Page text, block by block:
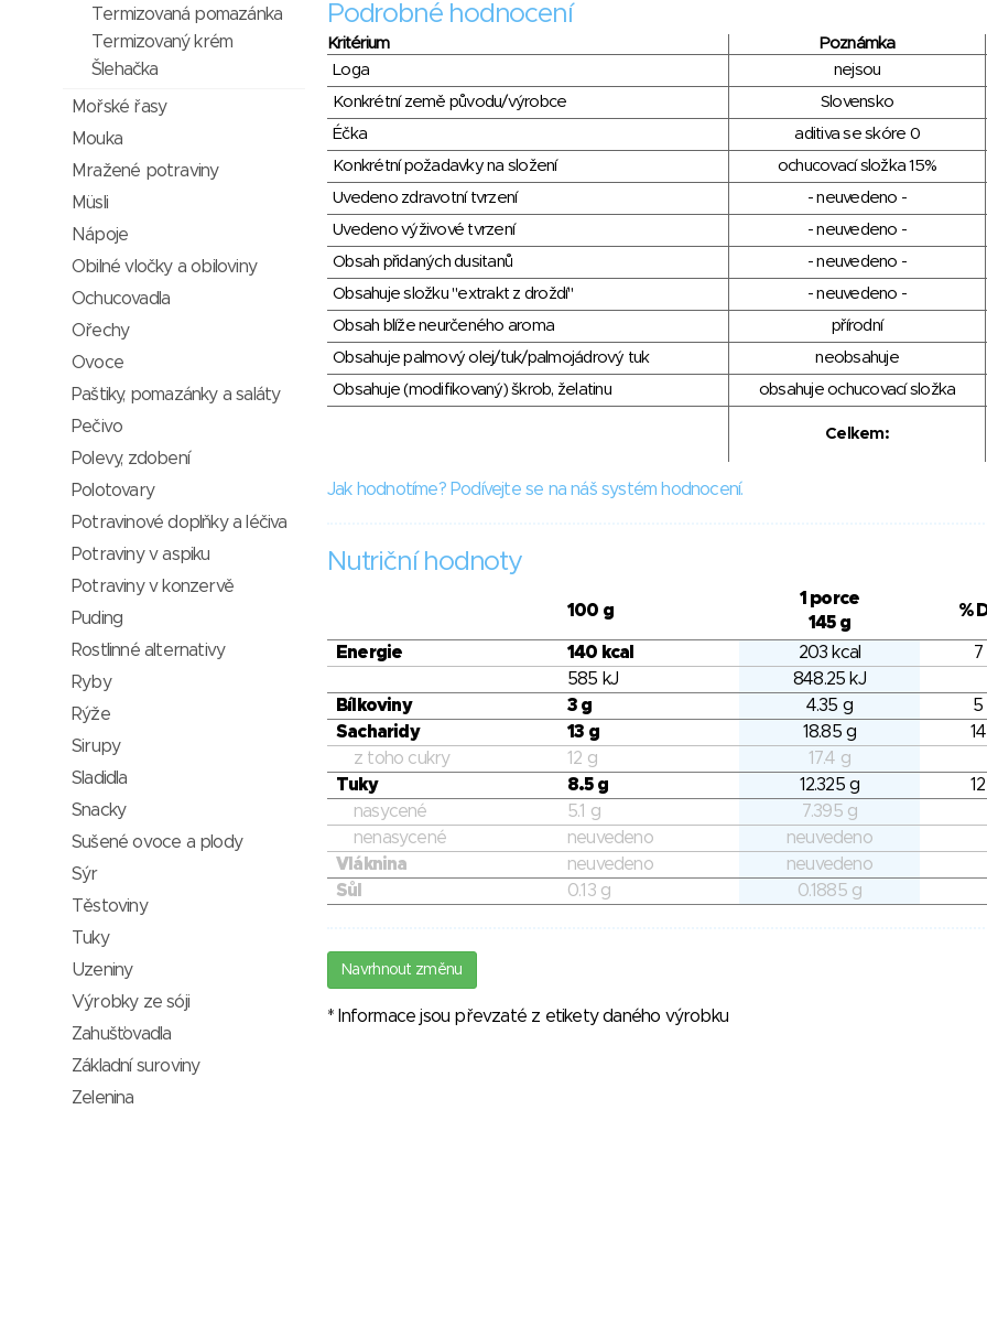
Podrobné hodnocení
Kritérium Poznámka
Loga
nejsou
Konkrétní země původu/výrobce
Slovensko
Éčka
aditiva se skóre 0
Konkrétní požadavky na složení
ochucovací složka 15%
Uvedeno zdravotní tvrzení
- neuvedeno -
Uvedeno výživové tvrzení
- neuvedeno -
Obsah přidaných dusitanů
- neuvedeno -
Obsahuje složku "extrakt z droždí"
- neuvedeno -
Obsah blíže neurčeného aroma
přírodní
Obsahuje palmový olej/tuk/palmojádrový tuk
neobsahuje
Obsahuje (modifikovaný) škrob, želatinu
obsahuje ochucovací složka
Celkem:
Jak hodnotíme? Podívejte se na náš systém hodnocení.
Nutriční hodnoty
100 g
1 porce
145 g
%
Energie 140 kcal 203 kcal
7
585 kJ
848.25 kJ
Bílkoviny
3 g 4.35 g
5
Sacharidy
13 g 18.85 g
z toho cukry
12 g
17.4 g
Tuky
8.5 g 12.325 g
nasycené
5.1 g
7.395 g
nenasycené
neuvedeno
neuvedeno
Vláknina
neuvedeno
neuvedeno
Sůl
0.13 g 0.1885 g
Navrhnout změnu
* Informace jsou převzaté z etikety daného výrobku
Termizovaná pomazánka
Termizovaný krém
Šlehačka
Mořské řasy
Mouka
Mražené potraviny
Müsli
Nápoje
Obilné vločky a obiloviny
Ochucovadla
Ořechy
Ovoce
Paštiky, pomazánky a saláty
Pečivo
Polevy, zdobení
Polotovary
Potravinové doplňky a léčiva
Potraviny v aspiku
Potraviny v konzervě
Puding
Rostlinné alternativy
Ryby
Rýže
Sirupy
Sladidla
Snacky
Sušené ovoce a plody
Sýr
Těstoviny
Tuky
Uzeniny
Výrobky ze sóji
Zahušťovadla
Základní suroviny
Zelenina